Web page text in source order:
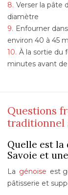
Verser la pâte
diamètre
Enfourner
environ 40 à 45
À la sortie du
minutes avant
Questions
traditionnel
Quelle est
Savoie et
La génoise est
pâtisserie et